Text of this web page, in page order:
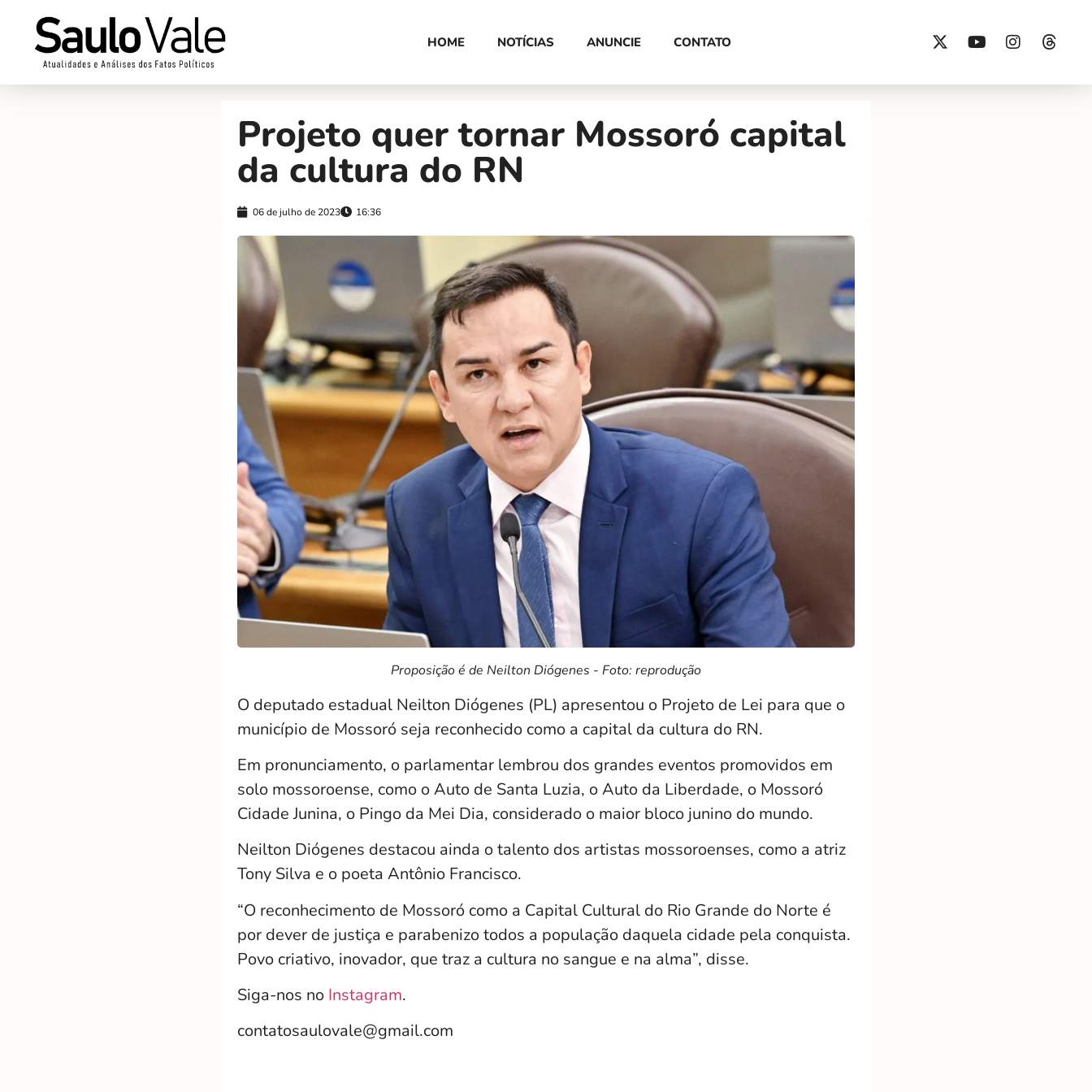
HOME NOTÍCIAS ANUNCIE CONTATO
Projeto quer tornar Mossoró capital
da cultura do RN
06 de julho de 2023 16:36
Proposição é de Neilton Diógenes - Foto: reprodução
O deputado estadual Neilton Diógenes (PL) apresentou o Projeto de Lei para que o
município de Mossoró seja reconhecido como a capital da cultura do RN.
Em pronunciamento, o parlamentar lembrou dos grandes eventos promovidos em
solo mossoroense, como o Auto de Santa Luzia, o Auto da Liberdade, o Mossoró
Cidade Junina, o Pingo da Mei Dia, considerado o maior bloco junino do mundo.
Neilton Diógenes destacou ainda o talento dos artistas mossoroenses, como a atriz
Tony Silva e o poeta Antônio Francisco.
“O reconhecimento de Mossoró como a Capital Cultural do Rio Grande do Norte é
por dever de justiça e parabenizo todos a população daquela cidade pela conquista.
Povo criativo, inovador, que traz a cultura no sangue e na alma”, disse.
Siga-nos no Instagram.
contatosaulovale@gmail.com